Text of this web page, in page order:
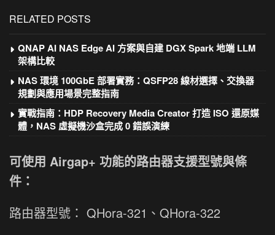
RELATED POSTS
QNAP AI NAS Edge AI 方案與自建 DGX Spark 地端 LLM
架構比較
NAS 環境 100GbE 部署實務：QSFP28 線材選擇、交換器
規劃與應用場景完整指南
實戰指南：HDP Recovery Media Creator 打造 ISO 還原媒
體，NAS 虛擬機沙盒完成 0 錯誤演練
可使用 Airgap+ 功能的路由器支援型號與條
件：
路由器型號： QHora-321、QHora-322